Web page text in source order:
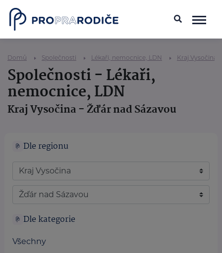
Domů Společnosti Lékaři, nemocnice, LDN Kraj Vysočina
Společnosti - Lékaři,
nemocnice, LDN
Kraj Vysočina - Žďár nad Sázavou
Dle regionu
Dle kategorie
Všechny